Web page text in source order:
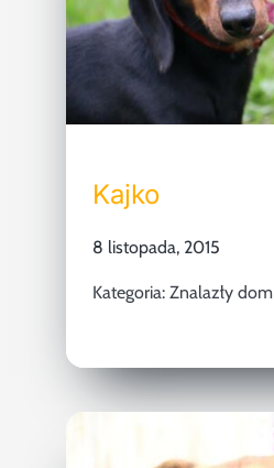
Kajko
8 listopada, 2015
Kategoria: Znalazły dom